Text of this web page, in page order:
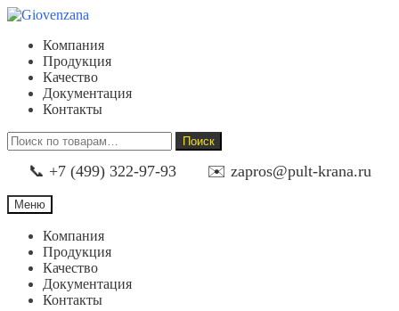
Перейти
навигации
Перейти
содержимому
Компания
Продукция
Качество
Документация
Контакты
Искать:
Поиск
📞 +7 (499) 322-97-93 ✉️ zapros@pult-krana.ru
Меню
Компания
Продукция
Качество
Документация
Контакты